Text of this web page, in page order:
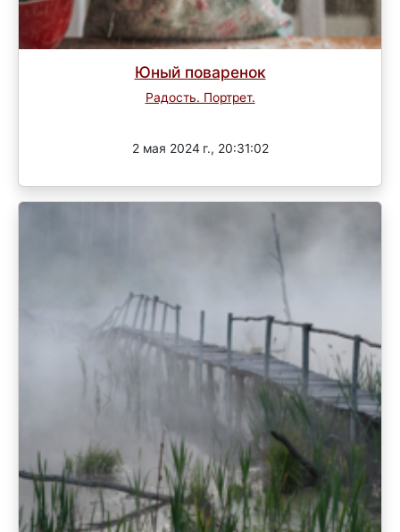
Юный поваренок
Радость. Портрет.
2 мая 2024 г., 20:31:02